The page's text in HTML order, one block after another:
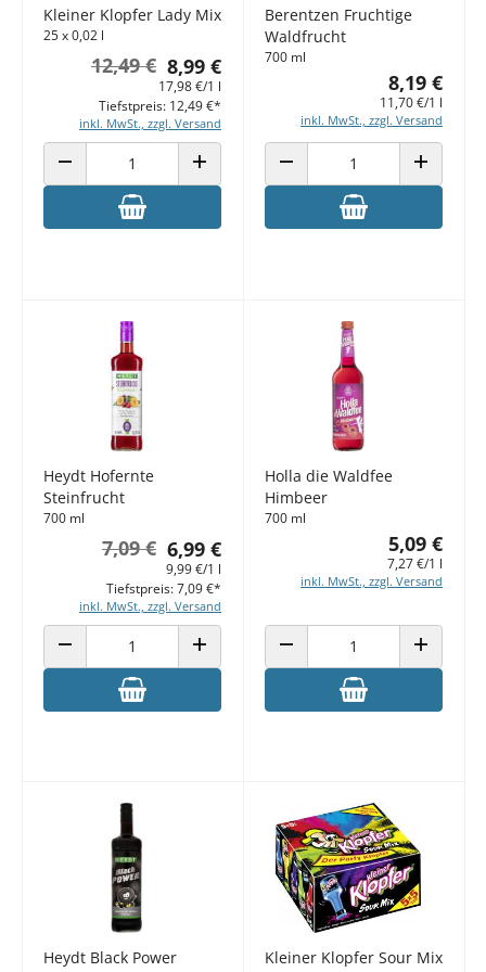
Kleiner Klopfer Lady Mix
25 x 0,02 l
8,99 €
12,49 €
17,98 €/1 l
inkl. MwSt., zzgl. Versand
Tiefstpreis: 12,49 €*
ANZAHL VERRINGERN ANZAHL ERHÖHEN
Berentzen Fruchtige
Waldfrucht
700 ml
8,19 €
11,70 €/1 l
inkl. MwSt., zzgl. Versand
ANZAHL VERRINGERN ANZAHL
Heydt Hofernte
Steinfrucht
700 ml
6,99 €
7,09 €
9,99 €/1 l
inkl. MwSt., zzgl. Versand
Tiefstpreis: 7,09 €*
ANZAHL VERRINGERN ANZAHL ERHÖHEN
Holla die Waldfee
Himbeer
700 ml
5,09 €
7,27 €/1 l
inkl. MwSt., zzgl. Versand
ANZAHL VERRINGERN ANZAHL
Heydt Black Power Kleiner Klopfer Sour Mix